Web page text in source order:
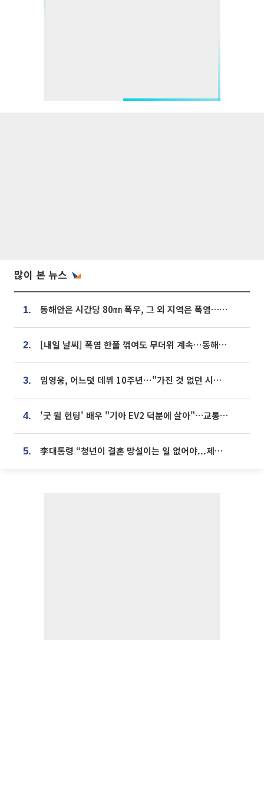
많이 본 뉴스
1. 동해안은 시간당 80㎜ 폭우, 그 외 지역은 폭염…‘극과 극 날씨’
2. [내일 날씨] 폭염 한풀 꺾여도 무더위 계속⋯동해안 이틀 연속 비
3. 임영웅, 어느덧 데뷔 10주년⋯"가진 것 없던 시절, 내 앞엔 20명의 팬뿐"
4. '굿 윌 헌팅' 배우 "기아 EV2 덕분에 살아"…교통사고 후 안전성 극찬
5. 李대통령 “청년이 결혼 망설이는 일 없어야...제도상 불이익 조사”